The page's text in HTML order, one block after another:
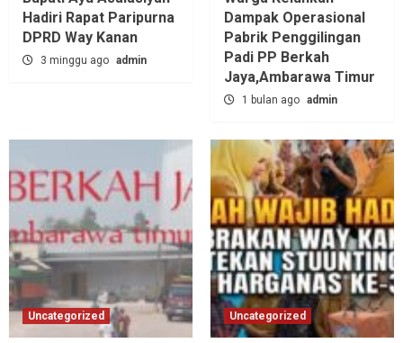
Hadiri Rapat Paripurna
DPRD Way Kanan
3 minggu ago admin
Dampak Operasional
Pabrik Penggilingan
Padi PP Berkah
Jaya,‎Ambarawa Timur
1 bulan ago admin
Uncategorized Uncategorized